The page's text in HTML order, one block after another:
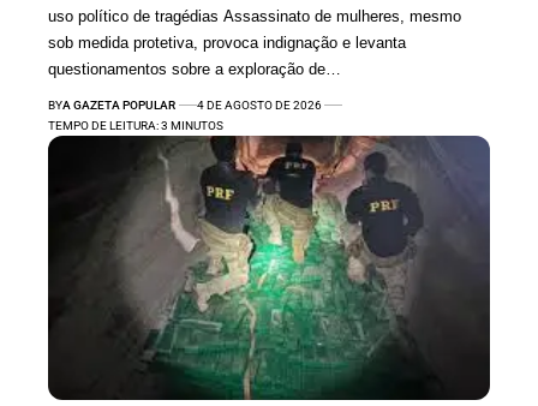
uso político de tragédias Assassinato de mulheres, mesmo
sob medida protetiva, provoca indignação e levanta
questionamentos sobre a exploração de…
BYA GAZETA POPULAR
4 DE AGOSTO DE 2026
TEMPO DE LEITURA: 3 MINUTOS